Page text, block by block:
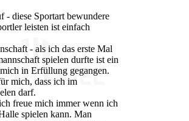
- diese Sportart bewundere
leisten ist einfach
- als ich das erste Mal
spielen durfte ist ein
in Erfüllung gegangen.
mich, dass ich im
darf.
freue mich immer wenn ich
spielen kann. Man